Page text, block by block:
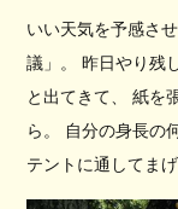
いい天気を予感さ
議」。 昨日やり残
と出てきて、 紙を
ら。 自分の身長の
テントに通してま